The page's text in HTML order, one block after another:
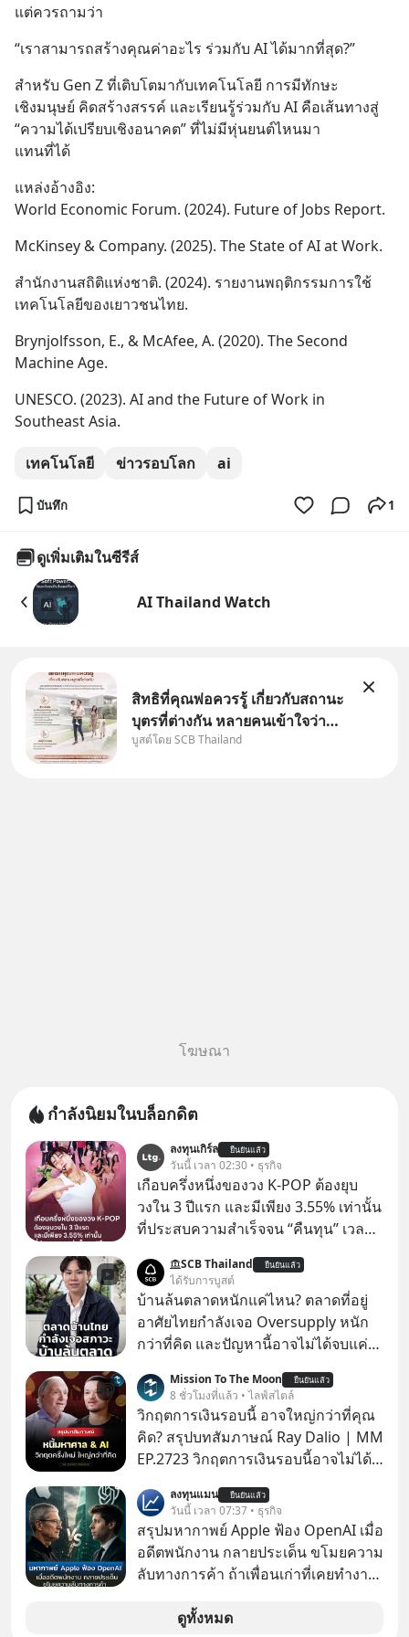
แต่ควรถามว่า
“เราสามารถสร้างคุณค่าอะไร ร่วมกับ AI ได้มากที่สุด?”
สำหรับ Gen Z ที่เติบโตมากับเทคโนโลยี การมีทักษะ
เชิงมนุษย์ คิดสร้างสรรค์ และเรียนรู้ร่วมกับ AI คือเส้นทางสู่
“ความได้เปรียบเชิงอนาคต” ที่ไม่มีหุ่นยนต์ไหนมา
แทนที่ได้
แหล่งอ้างอิง:
World Economic Forum. (2024). Future of Jobs Report.
McKinsey & Company. (2025). The State of AI at Work.
สำนักงานสถิติแห่งชาติ. (2024). รายงานพฤติกรรมการใช้
เทคโนโลยีของเยาวชนไทย.
Brynjolfsson, E., & McAfee, A. (2020). The Second
Machine Age.
UNESCO. (2023). AI and the Future of Work in
Southeast Asia.
เทคโนโลยี ข่าวรอบโลก ai
บันทึก 1
ดูเพิ่มเติมในซีรีส์
AI Thailand Watch
สิทธิที่คุณพ่อควรรู้ เกี่ยวกับสถานะ
บุตรที่ต่างกัน หลายคนเข้าใจว่า
"เมื่อเป็นลูกของพ่อและแม่ ก็ย่อม
บูสต์โดย SCB Thailand
โฆษณา
กำลังนิยมในบล็อกดิต
ลงทุนเกิร์ล ยืนยันแล้ว
วันนี้ เวลา 02:30 • ธุรกิจ
เกือบครึ่งหนึ่งของวง K-POP ต้องยุบ
วงใน 3 ปีแรก และมีเพียง 3.55% เท่านั้น
ที่ประสบความสำเร็จจน “คืนทุน” เวลา
เห็นภาพความสำเร็จที่หรูหรา คอนเสิร์ต
สเกลใหญ่ระดับสเตเดียม และยอดขา
ยอัลบัมถล่มทลายจากวงตัวท็อปอย่าง
BTS, BLACKPINK หรือ SEVENTEEN
SCB Thailand ยืนยันแล้ว
ได้รับการบูสต์
บ้านล้นตลาดหนักแค่ไหน? ตลาดที่อยู่
อาศัยไทยกำลังเจอ Oversupply หนัก
กว่าที่คิด และปัญหานี้อาจไม่ได้จบแค่
ล้นตลาด #เศรษฐกิจไทย #EICAround
#SCBThailand สามารถดูคลิปที่
youtube ประกอบได้ที่ link :
https://youtube.com/shorts/-
Mission To The Moon ยืนยันแล้ว
8 ชั่วโมงที่แล้ว • ไลฟ์สไตล์
วิกฤตการเงินรอบนี้ อาจใหญ่กว่าที่คุณ
คิด? สรุปบทสัมภาษณ์ Ray Dalio | MM
EP.2723 วิกฤตการเงินรอบนี้อาจไม่ได้
Dalio ชายผู้เคยทำนายวิกฤตเศรษฐกิจ
มาแล้วหลายต่อหลายครั้ง ออกมาส่ง
สัญญาณเตือนระเบิดเวลาลูกใหม่ที่
กำลังก่อตัวขึ้น จาก "ระเบิดหนี้สิน
AI" ที่ผู้คนกำลังแห่ไล่ราคาอย่างบ้าคลั่ง
ลงทุนแมน ยืนยันแล้ว
วันนี้ เวลา 07:37 • ธุรกิจ
สรุปมหากาพย์ Apple ฟ้อง OpenAI เมื่อ
อดีตพนักงาน กลายประเด็น ขโมยความ
ลับทางการค้า ถ้าเพื่อนเก่าที่เคยทำงาน
เก่าที่เขาเคยทำไว้ ตอนยังอยู่บริษัท
ดูทั้งหมด